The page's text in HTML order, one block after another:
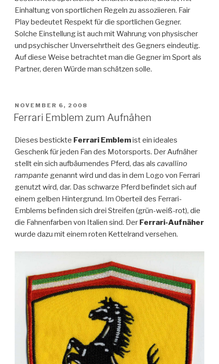
Einhaltung von sportlichen Regeln zu assoziieren. Fair
Play bedeutet Respekt für die sportlichen Gegner.
Solche Einstellung ist auch mit Wahrung von physischer
und psychischer Unversehrtheit des Gegners eindeutig.
Auf diese Weise betrachtet man die Gegner im Sport als
Partner, deren Würde man schätzen solle.
POSTED
ON
NOVEMBER 6, 2008
Ferrari Emblem zum Aufnähen
Dieses bestickte Ferrari Emblemist ein ideales
Geschenk für jeden Fan des Motorsports. Der Aufnäher
stellt ein sich aufbäumendes Pferd, das als cavallino
rampante genannt wird und das in dem Logo von Ferrari
genutzt wird, dar. Das schwarze Pferd befindet sich auf
einem gelben Hintergrund. Im Oberteil des Ferrari-
Emblems befinden sich drei Streifen (grün-weiß-rot), die
die Fahnenfarben von Italien sind. Der Ferrari-Aufnäher
wurde dazu mit einem roten Kettelrand versehen.